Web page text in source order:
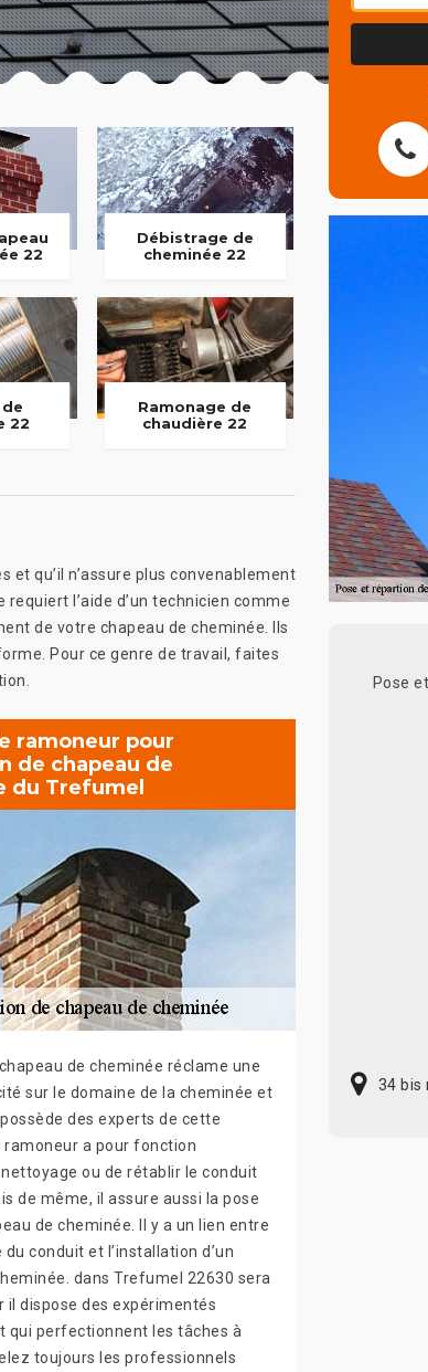
22
Débistrage de
cheminée 22
22
Ramonage de
chaudière 22
qu’il n’assure plus convenablement
l’aide d’un technicien comme
de votre chapeau de cheminée. Ils
Pour ce genre de travail, faites
ramoneur pour
de chapeau de
du Trefumel
chapeau de cheminée réclame une
sur le domaine de la cheminée et
des experts de cette
ramoneur a pour fonction
nettoyage ou de rétablir le conduit
de même, il assure aussi la pose
de cheminée. Il y a un lien entre
du conduit et l’installation d’un
dans Trefumel 22630 sera
il dispose des expérimentés
qui perfectionnent les tâches à
toujours les professionnels
Pose
34 bis